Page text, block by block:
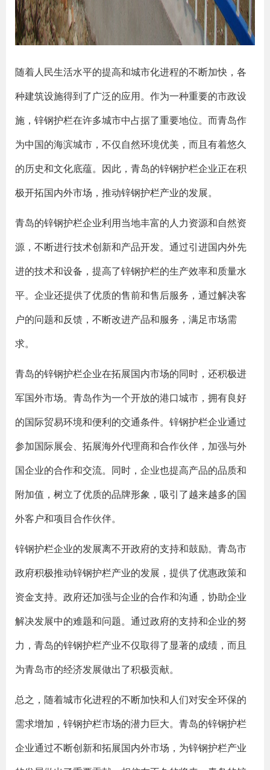
随着人民生活水平的提高和城市化进程的不断加快，各
种建筑设施得到了广泛的应用。作为一种重要的市政设
施，锌钢护栏在许多城市中占据了重要地位。而青岛作
为中国的海滨城市，不仅自然环境优美，而且有着悠久
的历史和文化底蕴。因此，青岛的锌钢护栏企业正在积
极开拓国内外市场，推动锌钢护栏产业的发展。
青岛的锌钢护栏企业利用当地丰富的人力资源和自然资
源，不断进行技术创新和产品开发。通过引进国内外先
进的技术和设备，提高了锌钢护栏的生产效率和质量水
平。企业还提供了优质的售前和售后服务，通过解决客
户的问题和反馈，不断改进产品和服务，满足市场需
求。
青岛的锌钢护栏企业在拓展国内市场的同时，还积极进
军国外市场。青岛作为一个开放的港口城市，拥有良好
的国际贸易环境和便利的交通条件。锌钢护栏企业通过
参加国际展会、拓展海外代理商和合作伙伴，加强与外
国企业的合作和交流。同时，企业也提高产品的品质和
附加值，树立了优质的品牌形象，吸引了越来越多的国
外客户和项目合作伙伴。
锌钢护栏企业的发展离不开政府的支持和鼓励。青岛市
政府积极推动锌钢护栏产业的发展，提供了优惠政策和
资金支持。政府还加强与企业的合作和沟通，协助企业
解决发展中的难题和问题。通过政府的支持和企业的努
力，青岛的锌钢护栏产业不仅取得了显著的成绩，而且
为青岛市的经济发展做出了积极贡献。
总之，随着城市化进程的不断加快和人们对安全环保的
需求增加，锌钢护栏市场的潜力巨大。青岛的锌钢护栏
企业通过不断创新和拓展国内外市场，为锌钢护栏产业